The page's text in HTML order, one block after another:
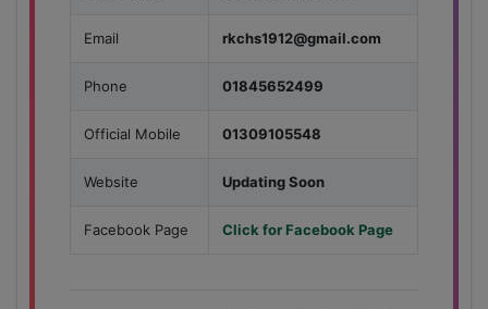
Email rkchs1912@gmail.com
Phone 01845652499
Official Mobile 01309105548
Website Updating Soon
Facebook Page Click for Facebook Page